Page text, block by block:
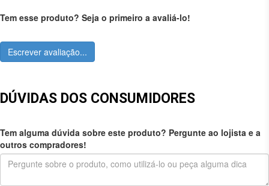
Tem esse produto? Seja o primeiro a avaliá-lo!
Escrever avaliação...
DÚVIDAS DOS CONSUMIDORES
Tem alguma dúvida sobre este produto? Pergunte ao lojista e a
outros compradores!